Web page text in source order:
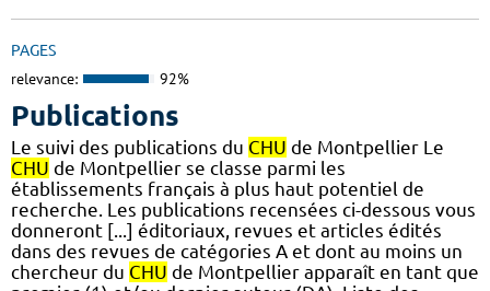
PAGES
relevance: 92%
Publications
Le suivi des publications du CHU de Montpellier Le
CHU de Montpellier se classe parmi les
établissements français à plus haut potentiel de
recherche. Les publications recensées ci-dessous vous
donneront [...] éditoriaux, revues et articles édités
dans des revues de catégories A et dont au moins un
chercheur du CHU de Montpellier apparaît en tant que